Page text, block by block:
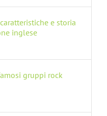
e storia
inglese
gruppi rock